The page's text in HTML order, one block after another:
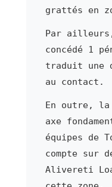
grattés en
Par
concédé 1
traduit une
au contact.
En outre, la
axe
équipes de
compte sur
Alivereti